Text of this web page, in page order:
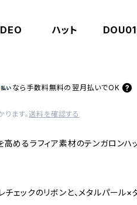
RODEO ハット
なら 手数料無料の 翌月払いでOK
ます。送料を確認する
めるラフィア素材のテンガロンハッ
チェックのリボンと、メタルパール×